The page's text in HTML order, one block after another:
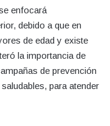
enfocará
debido a que en
de edad y existe
la importancia de
de prevención
para atender